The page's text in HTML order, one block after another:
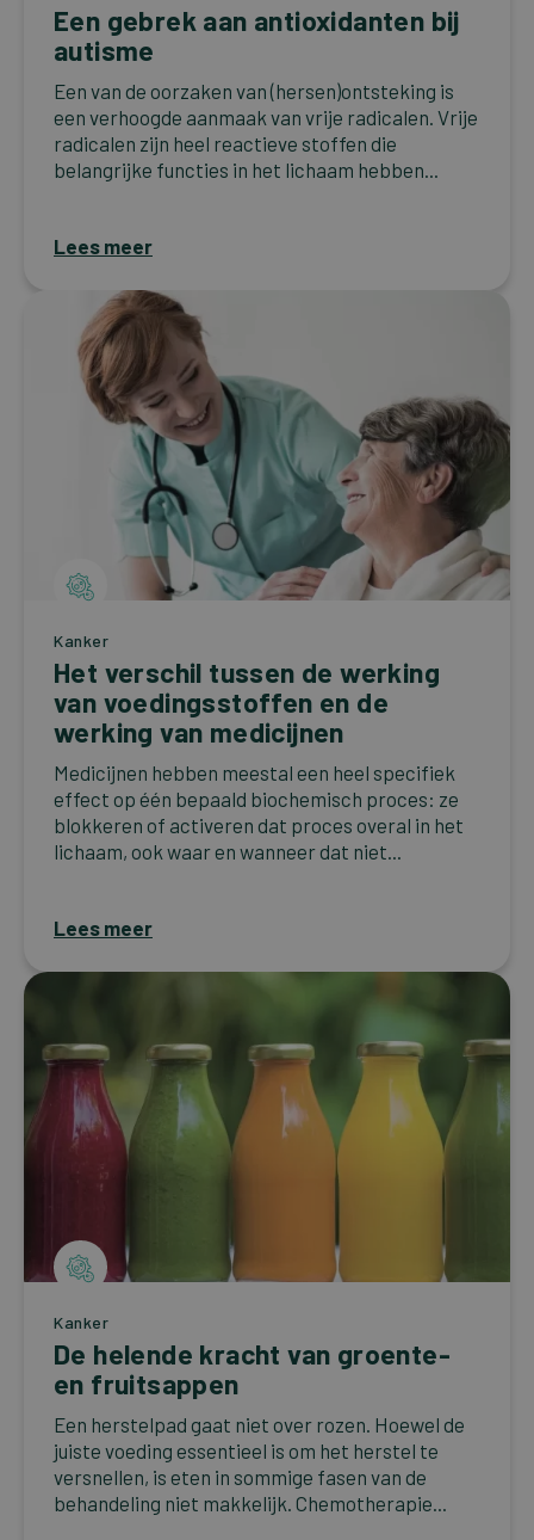
Een gebrek aan antioxidanten bij
autisme
Een van de oorzaken van (hersen)ontsteking is
een verhoogde aanmaak van vrije radicalen. Vrije
radicalen zijn heel reactieve stoffen die
belangrijke functies in het lichaam hebben...
Lees meer
Kanker
Het verschil tussen de werking
van voedingsstoffen en de
werking van medicijnen
Medicijnen hebben meestal een heel specifiek
effect op één bepaald biochemisch proces: ze
blokkeren of activeren dat proces overal in het
lichaam, ook waar en wanneer dat niet...
Lees meer
Kanker
De helende kracht van groente-
en fruitsappen
Een herstelpad gaat niet over rozen. Hoewel de
juiste voeding essentieel is om het herstel te
versnellen, is eten in sommige fasen van de
behandeling niet makkelijk. Chemotherapie...